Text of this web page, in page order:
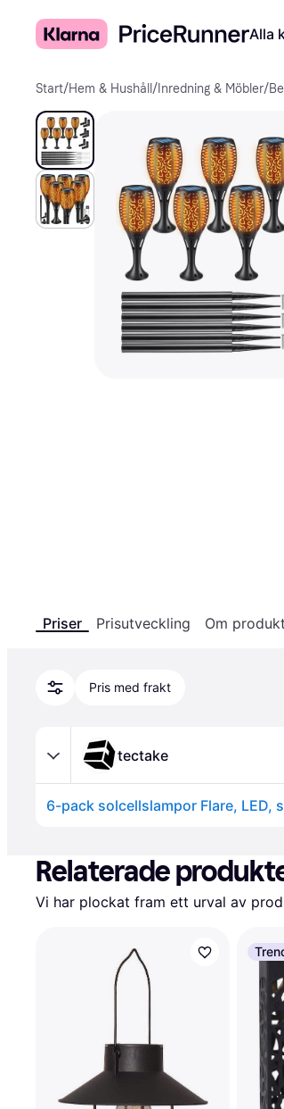
Alla
Start/Hem & Hushåll / Inredning & Möbler/
Produkten finns inte i lager
Vi meddelar dig via e-post när
återförsäljare.
Priser Prisutveckling Om
Pris med frakt
tectake
6-pack solcellslampor Flare, LED,
Relaterade
Vi har plockat fram ett urval av